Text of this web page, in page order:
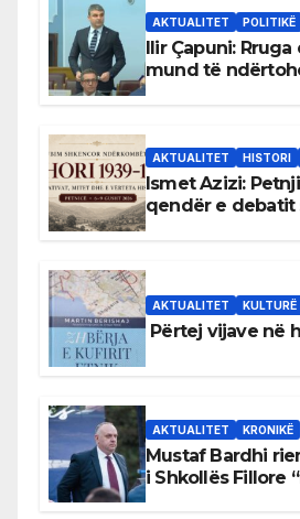
AKTUALITET POLITIKË
Ilir Çapuni:
mund të
AKTUALITET HISTORI
Ismet Azizi:
qendër e debatit
AKTUALITET KULTURË
Përtej vijave në
AKTUALITET KRONIKË
Mustaf Bardhi
i Shkollës Fillore